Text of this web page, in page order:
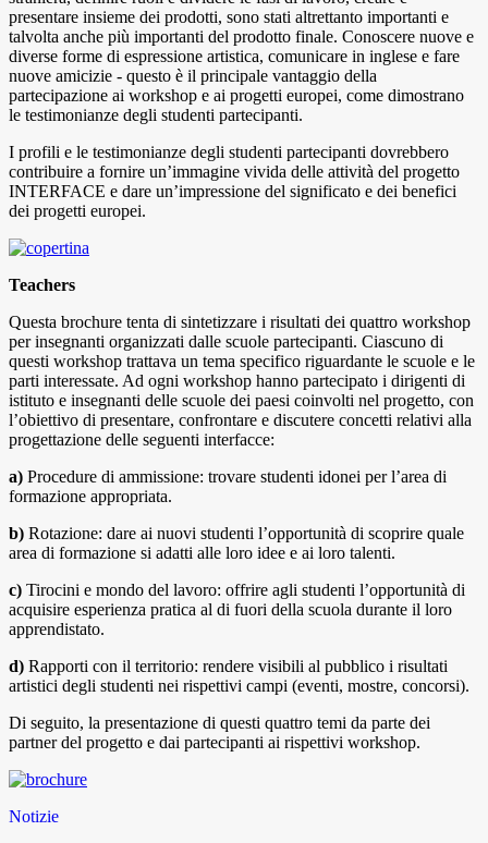
presentare insieme dei prodotti, sono stati altrettanto importanti e
talvolta anche più importanti del prodotto finale. Conoscere nuove e
diverse forme di espressione artistica, comunicare in inglese e fare
nuove amicizie - questo è il principale vantaggio della
partecipazione ai workshop e ai progetti europei, come dimostrano
le testimonianze degli studenti partecipanti.
I profili e le testimonianze degli studenti partecipanti dovrebbero
contribuire a fornire un’immagine vivida delle attività del progetto
INTERFACE e dare un’impressione del significato e dei benefici
dei progetti europei.
Teachers
Questa brochure tenta di sintetizzare i risultati dei quattro workshop
per insegnanti organizzati dalle scuole partecipanti. Ciascuno di
questi workshop trattava un tema specifico riguardante le scuole e le
parti interessate. Ad ogni workshop hanno partecipato i dirigenti di
istituto e insegnanti delle scuole dei paesi coinvolti nel progetto, con
l’obiettivo di presentare, confrontare e discutere concetti relativi alla
progettazione delle seguenti interfacce:
a) Procedure di ammissione: trovare studenti idonei per l’area di
formazione appropriata.
b) Rotazione: dare ai nuovi studenti l’opportunità di scoprire quale
area di formazione si adatti alle loro idee e ai loro talenti.
c) Tirocini e mondo del lavoro: offrire agli studenti l’opportunità di
acquisire esperienza pratica al di fuori della scuola durante il loro
apprendistato.
d) Rapporti con il territorio: rendere visibili al pubblico i risultati
artistici degli studenti nei rispettivi campi (eventi, mostre, concorsi).
Di seguito, la presentazione di questi quattro temi da parte dei
partner del progetto e dai partecipanti ai rispettivi workshop.
Notizie